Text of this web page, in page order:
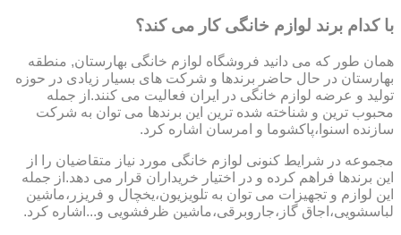
با کدام برند لوازم خانگی کار می کند؟
همان طور که می دانید فروشگاه لوازم خانگی بهارستان, منطقه
بهارستان در حال حاضر برندها و شرکت های بسیار زیادی در حوزه
تولید و عرضه لوازم خانگی در ایران فعالیت می کنند.از جمله
محبوب ترین و شناخته شده ترین این برندها می توان به شرکت
سازنده اسنوا،پاکشوما و امرسان اشاره کرد.
مجموعه در شرایط کنونی لوازم خانگی مورد نیاز متقاضیان را از
این برندها فراهم کرده و در اختیار خریداران قرار می دهد.از جمله
این لوازم و تجهیزات می توان به تلویزیون،یخچال و فریزر،ماشین
لباسشویی،اجاق گاز،جاروبرقی،ماشین ظرفشویی و...اشاره کرد.